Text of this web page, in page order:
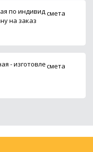
по индивид
на заказ
смета
- изготовлесмета